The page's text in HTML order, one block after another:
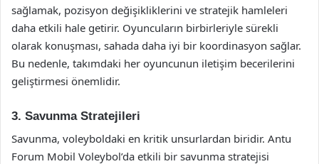
sağlamak, pozisyon değişikliklerini ve stratejik hamleleri
daha etkili hale getirir. Oyuncuların birbirleriyle sürekli
olarak konuşması, sahada daha iyi bir koordinasyon sağlar.
Bu nedenle, takımdaki her oyuncunun iletişim becerilerini
geliştirmesi önemlidir.
3. Savunma Stratejileri
Savunma, voleyboldaki en kritik unsurlardan biridir. Antu
Forum Mobil Voleybol’da etkili bir savunma stratejisi